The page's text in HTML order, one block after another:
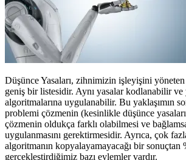
Düşünce Yasaları, zihnimizin işleyişini
geniş bir listesidir. Aynı yasalar kodlanabilir ve
algoritmalarına uygulanabilir. Bu yaklaşımın
problemi çözmenin (kesinlikle düşünce
çözmenin oldukça farklı olabilmesi ve
uygulanmasını gerektirmesidir. Ayrıca, çok
algoritmanın kopyalayamayacağı bir sonuçtan
gerçekleştirdiğimiz bazı eylemler vardır.